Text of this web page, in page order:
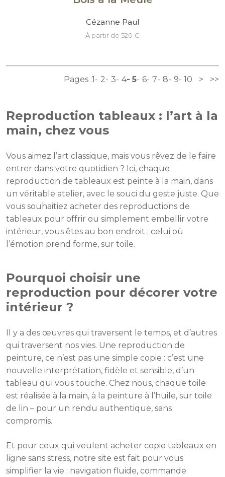
Cézanne Paul
à partir de 520 €
Pages :1 2 3 4 5 6 7 8 9 10 > >>
Reproduction tableaux : l’art à la
main, chez vous
Vous aimez l’art classique, mais vous rêvez de le faire
entrer dans votre quotidien ? Ici, chaque
reproduction de tableaux est peinte à la main, dans
un véritable atelier, avec le souci du geste juste. Que
vous souhaitiez acheter des reproductions de
tableaux pour offrir ou simplement embellir votre
intérieur, vous êtes au bon endroit : celui où
l’émotion prend forme, sur toile.
Pourquoi choisir une
reproduction pour décorer votre
intérieur ?
Il y a des œuvres qui traversent le temps, et d’autres
qui traversent nos vies. Une reproduction de
peinture, ce n’est pas une simple copie : c’est une
nouvelle interprétation, fidèle et sensible, d’un
tableau qui vous touche. Chez nous, chaque toile
est réalisée à la main, à la peinture à l’huile, sur toile
de lin – pour un rendu authentique, sans
compromis.
Et pour ceux qui veulent acheter copie tableaux en
ligne sans stress, notre site est fait pour vous
simplifier la vie : navigation fluide, commande